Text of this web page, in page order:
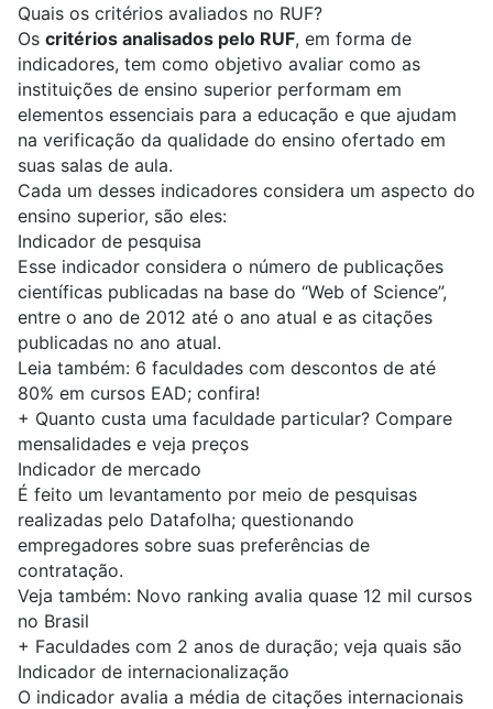
Quais os critérios avaliados no RUF?
Os critérios analisados pelo RUF, em forma de
indicadores, tem como objetivo avaliar como as
instituições de ensino superior performam em
elementos essenciais para a educação e que ajudam
na verificação da qualidade do ensino ofertado em
suas salas de aula.
Cada um desses indicadores considera um aspecto do
ensino superior, são eles:
Indicador de pesquisa
Esse indicador considera o número de publicações
científicas publicadas na base do “Web of Science”,
entre o ano de 2012 até o ano atual e as citações
publicadas no ano atual.
Leia também: 6 faculdades com descontos de até
80% em cursos EAD; confira!
+ Quanto custa uma faculdade particular? Compare
mensalidades e veja preços
Indicador de mercado
É feito um levantamento por meio de pesquisas
realizadas pelo Datafolha; questionando
empregadores sobre suas preferências de
contratação.
Veja também: Novo ranking avalia quase 12 mil cursos
no Brasil
+ Faculdades com 2 anos de duração; veja quais são
Indicador de internacionalização
O indicador avalia a média de citações internacionais